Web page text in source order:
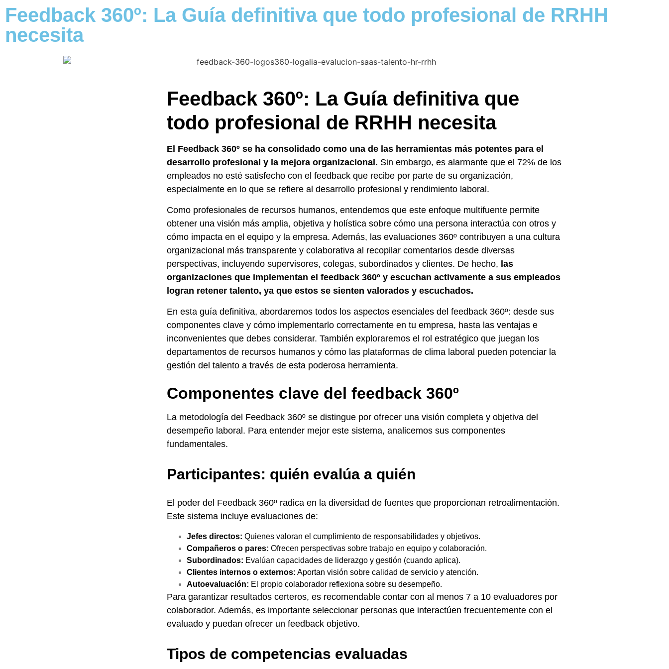
Feedback 360º: La Guía definitiva que todo profesional de RRHH
necesita
Feedback 360º: La Guía definitiva que
todo profesional de RRHH necesita
El Feedback 360º se ha consolidado como una de las herramientas más potentes para el
desarrollo profesional y la mejora organizacional. Sin embargo, es alarmante que el 72% de los
empleados no esté satisfecho con el feedback que recibe por parte de su organización,
especialmente en lo que se refiere al desarrollo profesional y rendimiento laboral.
Como profesionales de recursos humanos, entendemos que este enfoque multifuente permite
obtener una visión más amplia, objetiva y holística sobre cómo una persona interactúa con otros y
cómo impacta en el equipo y la empresa. Además, las evaluaciones 360º contribuyen a una cultura
organizacional más transparente y colaborativa al recopilar comentarios desde diversas
perspectivas, incluyendo supervisores, colegas, subordinados y clientes. De hecho, las
organizaciones que implementan el feedback 360º y escuchan activamente a sus empleados
logran retener talento, ya que estos se sienten valorados y escuchados.
En esta guía definitiva, abordaremos todos los aspectos esenciales del feedback 360º: desde sus
componentes clave y cómo implementarlo correctamente en tu empresa, hasta las ventajas e
inconvenientes que debes considerar. También exploraremos el rol estratégico que juegan los
departamentos de recursos humanos y cómo las plataformas de clima laboral pueden potenciar la
gestión del talento a través de esta poderosa herramienta.
Componentes clave del feedback 360º
La metodología del Feedback 360º se distingue por ofrecer una visión completa y objetiva del
desempeño laboral. Para entender mejor este sistema, analicemos sus componentes
fundamentales.
Participantes: quién evalúa a quién
El poder del Feedback 360º radica en la diversidad de fuentes que proporcionan retroalimentación.
Este sistema incluye evaluaciones de:
Jefes directos: Quienes valoran el cumplimiento de responsabilidades y objetivos.
Compañeros o pares: Ofrecen perspectivas sobre trabajo en equipo y colaboración.
Subordinados: Evalúan capacidades de liderazgo y gestión (cuando aplica).
Clientes internos o externos: Aportan visión sobre calidad de servicio y atención.
Autoevaluación: El propio colaborador reflexiona sobre su desempeño.
Para garantizar resultados certeros, es recomendable contar con al menos 7 a 10 evaluadores por
colaborador. Además, es importante seleccionar personas que interactúen frecuentemente con el
evaluado y puedan ofrecer un feedback objetivo.
Tipos de competencias evaluadas